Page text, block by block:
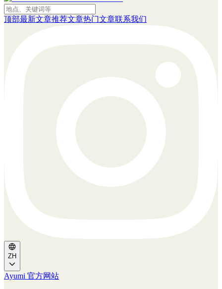
顶部最新文章推荐文章热门文章联系我们
ZH
Ayumi 官方网站